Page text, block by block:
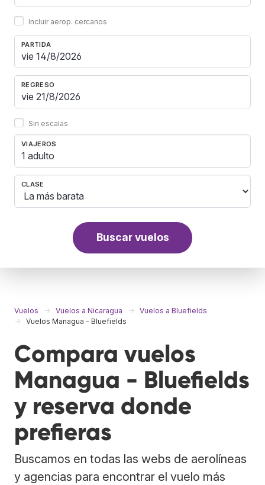
Incluir aerop. cercanos
PARTIDA
REGRESO
Sin escalas
VIAJEROS
1 adulto
CLASE
Buscar vuelos
Vuelos Vuelos a Nicaragua
Vuelos a Bluefields
Vuelos Managua - Bluefields
Compara vuelos
Managua - Bluefields
y reserva donde
prefieras
Buscamos en todas las webs de aerolíneas
y agencias para encontrar el vuelo más